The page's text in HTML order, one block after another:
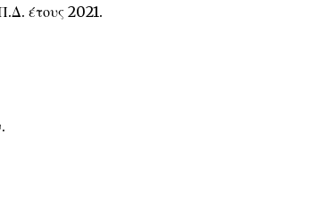
έτους 2021.